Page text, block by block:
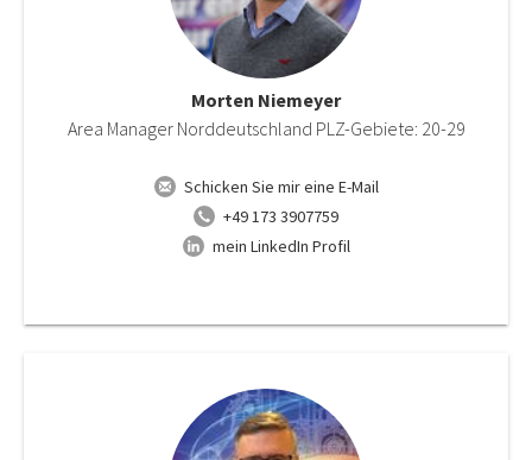
Morten Niemeyer
Area Manager Norddeutschland PLZ-Gebiete: 20-29
Schicken Sie mir eine E-Mail
+49 173 3907759
mein LinkedIn Profil